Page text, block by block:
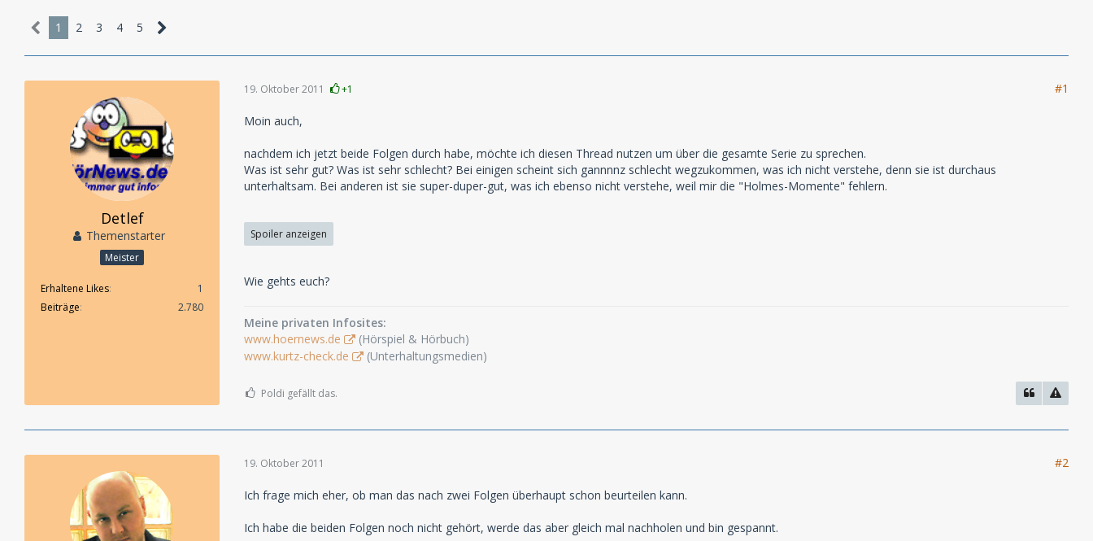
1 2 3 4 5
Detlef
Themenstarter
Meister
Erhaltene Likes
1
Beiträge
2.780
19. Oktober 2011 +1 #1
Moin auch,
nachdem ich jetzt beide Folgen durch habe, möchte ich diesen Thread nutzen um über die gesamte Serie zu sprechen.
Was ist sehr gut? Was ist sehr schlecht? Bei einigen scheint sich gannnnz schlecht wegzukommen, was ich nicht verstehe, denn sie ist durchaus
unterhaltsam. Bei anderen ist sie super-duper-gut, was ich ebenso nicht verstehe, weil mir die "Holmes-Momente" fehlern.
Spoiler anzeigen
Wie gehts euch?
Meine privaten Infosites:
www.hoernews.de
(Hörspiel & Hörbuch)
www.kurtz-check.de
(Unterhaltungsmedien)
Poldi gefällt das.
19. Oktober 2011 #2
Ich frage mich eher, ob man das nach zwei Folgen überhaupt schon beurteilen kann.
Ich habe die beiden Folgen noch nicht gehört, werde das aber gleich mal nachholen und bin gespannt.